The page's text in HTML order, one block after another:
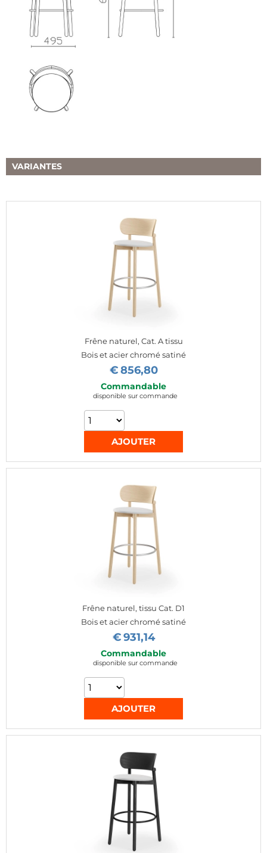
VARIANTES
Frêne naturel, Cat. A tissu
Bois et acier chromé satiné
€856,80
Commandable
disponible sur commande
Frêne naturel, tissu Cat. D1
Bois et acier chromé satiné
€931,14
Commandable
disponible sur commande